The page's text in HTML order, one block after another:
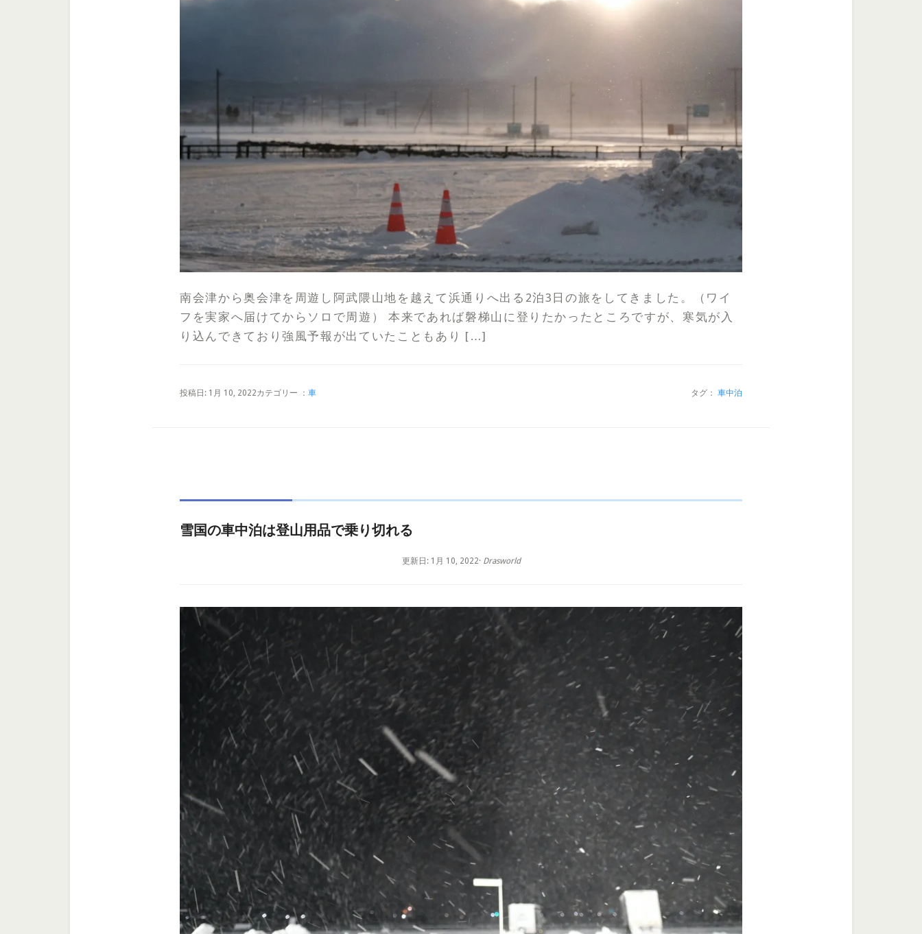
南会津から奥会津を周遊し阿武隈山地を越えて浜通りへ出る2泊3日の旅をしてきました。（ワイ
フを実家へ届けてからソロで周遊） 本来であれば磐梯山に登りたかったところですが、寒気が入
り込んできており強風予報が出ていたこともあり […]
投稿日: 1月 10, 2022カテゴリー ： 車 タグ： 車中泊
雪国の車中泊は登山用品で乗り切れる
更新日: 1月 10, 2022· Drasworld